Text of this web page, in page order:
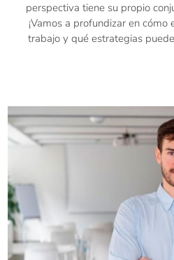
perspectiva tiene su propio
¡Vamos a profundizar en
trabajo y qué estrategias